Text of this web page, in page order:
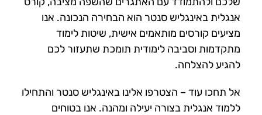
אנגלית באינגליש סנטר הוא הבחירה הנכונה. אנו
מציעים קורסים מותאמים אישית, שיטות לימוד
מתקדמות וסביבה לימודית תומכת שתעזור לכם
להגיע להצלחה.
אל תחכו עוד – הצטרפו אלינו באינגליש סנטר והתחילו
ללמוד אנגלית בצורה יעילה ומהנה. אנו בטוחים